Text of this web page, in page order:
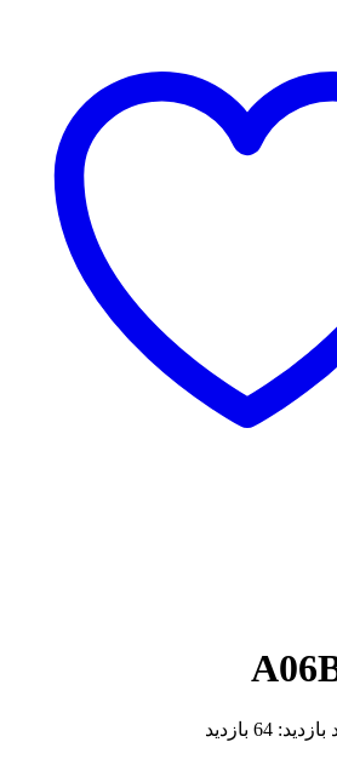
بازدید: 64 بازدید